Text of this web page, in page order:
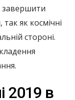
завершити
як космічні
стороні.
2019 в